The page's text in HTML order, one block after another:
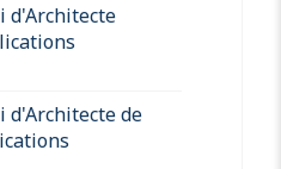
d'Architecte
d'Architecte de